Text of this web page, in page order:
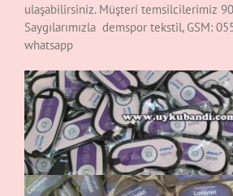
ulaşabilirsiniz. Müşteri temsilcilerimiz
Saygılarımızla demspor tekstil, GSM:
whatsapp